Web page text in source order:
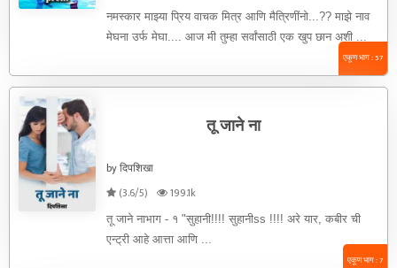
नमस्कार माझ्या प्रिय वाचक मित्र आणि मैत्रिणींनो...?? माझे नाव
मेघना उर्फ मेघा.... आज मी तुम्हा सर्वांसाठी एक खुप छान अशी ...
एकूण भाग : 57
तू जाने ना
by दिपशिखा
(3.6/5)
199.1k
तू जाने नाभाग - १ "सुहानी!!!! सुहानीss !!!! अरे यार, कबीर ची
एन्ट्री आहे आत्ता आणि ...
एकूण भाग : 7